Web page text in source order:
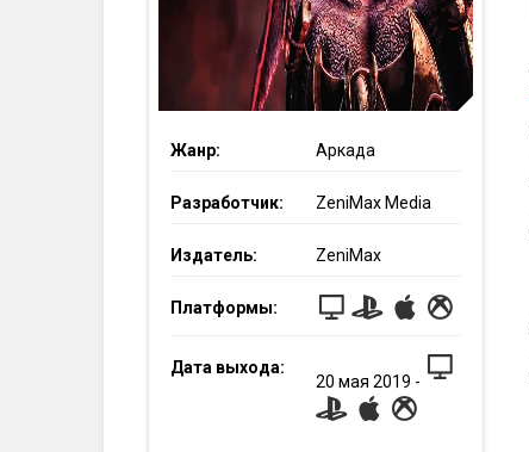
Жанр: Аркада
Разработчик: ZeniMax Media
Издатель: ZeniMax
Платформы:
Дата выхода:
20 мая 2019 -